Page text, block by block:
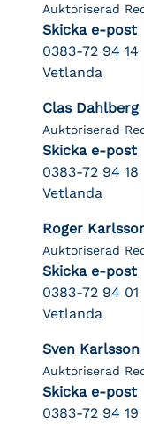
Auktoriserad
Skicka e-post
0383-72 94 14
Vetlanda
Clas Dahlberg
Auktoriserad
Skicka e-post
0383-72 94 18
Vetlanda
Roger
Auktoriserad
Skicka e-post
0383-72 94 01
Vetlanda
Sven Karlsson
Auktoriserad
Skicka e-post
0383-72 94 19